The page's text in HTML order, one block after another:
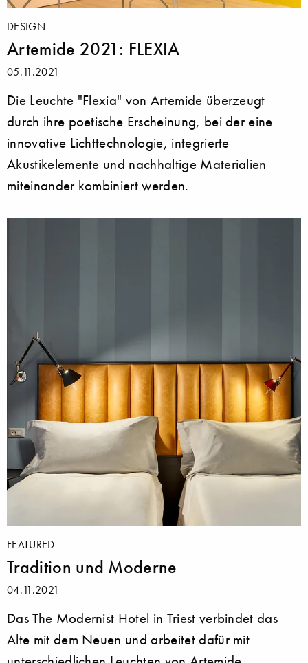
DESIGN
Artemide 2021: FLEXIA
05.11.2021
Die Leuchte "Flexia" von Artemide überzeugt
durch ihre poetische Erscheinung, bei der eine
innovative Lichttechnologie, integrierte
Akustikelemente und nachhaltige Materialien
miteinander kombiniert werden.
FEATURED
Tradition und Moderne
04.11.2021
Das The Modernist Hotel in Triest verbindet das
Alte mit dem Neuen und arbeitet dafür mit